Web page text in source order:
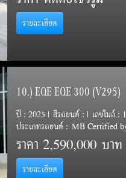
รายละเอียด
10.) EQE EQE 300 (V295)
ปี : 2025 | สีรถยนต์ : | เลขไมล์ :
ประเภทรถยนต์ : MB Certified
ราคา2,590,000 บาท
รายละเอียด